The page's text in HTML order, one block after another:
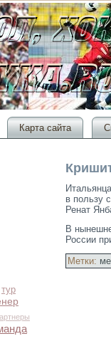
Карта сайта
тур
в пользу
Ренат
В
России
Метки: